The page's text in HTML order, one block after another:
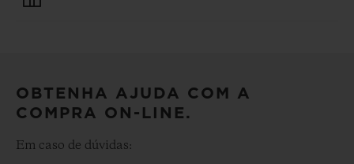
OBTENHA AJUDA COM A
COMPRA ON-LINE.
Em caso de dúvidas: